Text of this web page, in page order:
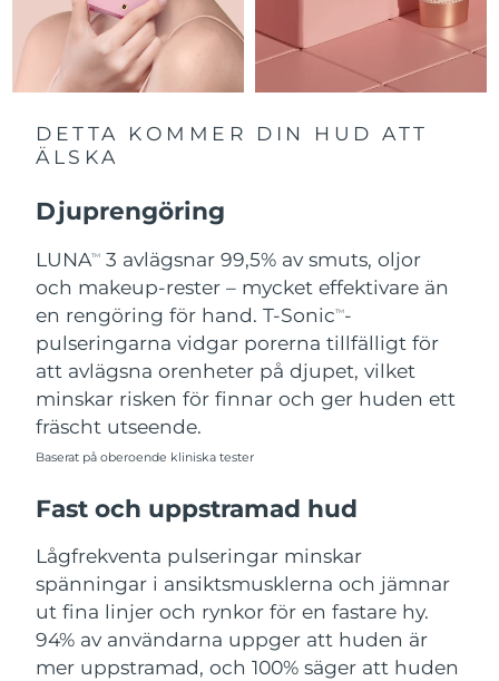
DETTA KOMMER DIN HUD ATT
ÄLSKA
Djuprengöring
LUNATM
3 avlägsnar 99,5% av smuts, oljor
och makeup-rester – mycket effektivare än
en rengöring för hand. T-SonicTM-
pulseringarna vidgar porerna tillfälligt för
att avlägsna orenheter på djupet, vilket
minskar risken för finnar och ger huden ett
fräscht utseende.
Baserat på oberoende kliniska tester
Fast och uppstramad hud
Lågfrekventa pulseringar minskar
spänningar i ansiktsmusklerna och jämnar
ut fina linjer och rynkor för en fastare hy.
94% av användarna uppger att huden är
mer uppstramad, och 100% säger att huden
Slovakien Förväntad leverans 8/10/26
Slovenien
Sydafrika
Sydkorea
Spanien Förväntad leverans8/10/26
Sverige Förväntad leverans
Schweiz Förväntad leverans
Taiwan Förväntad leverans
Thailand
Turkiet Förväntad leverans
Förenade
Arabemiraten
Förväntad leverans8/11/26
Storbritannien Förväntad leverans 8/10/26